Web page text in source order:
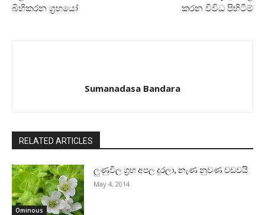
බිහිකරන ග්‍රහයෝ
කරන විවිධ පිහිටීම්
Sumanadasa Bandara
RELATED ARTICLES
Ominous
ලුණුවිල ග්‍රහ අපල දුරලා, නැණ නුවණ වඩවයි
May 4, 2014